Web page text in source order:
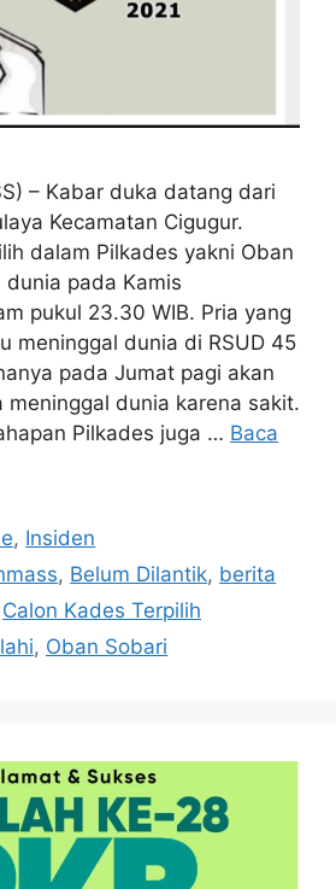
– Kabar duka datang dari
Kecamatan Cigugur.
dalam Pilkades yakni Oban
pada Kamis
pukul 23.30 WIB. Pria yang
meninggal dunia di RSUD 45
pada Jumat pagi akan
meninggal dunia karena sakit.
Pilkades juga … Baca
, Insiden
, Belum Dilantik, berita
Calon Kades Terpilih
, Oban Sobari